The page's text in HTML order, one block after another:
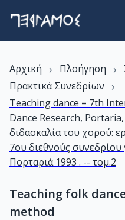
Αρχική › Πλοήγηση ›
Πρακτικά Συνεδρίων ›
Teaching dance = 7th
Dance Research,
διδασκαλία του χορού:
7ου διεθνούς
Πορταριά 1993 . -- τομ.2
Teaching folk
method